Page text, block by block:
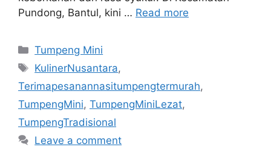
Pundong, Bantul, kini … Read more
Categories
Tumpeng Mini
Tags
KulinerNusantara,
Terimapesanannasitumpengtermurah,
TumpengMini, TumpengMiniLezat,
TumpengTradisional
Leave a comment